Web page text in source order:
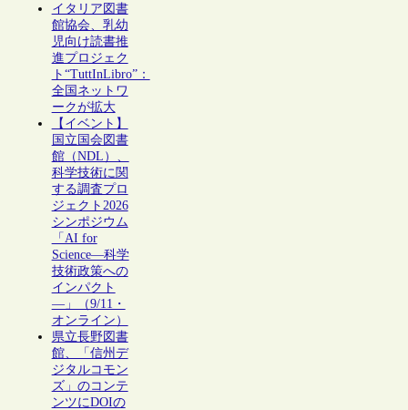
イタリア図書
館協会、乳幼
児向け読書推
進プロジェク
ト“TuttInLibro”：
全国ネットワ
ークが拡大
【イベント】
国立国会図書
館（NDL）、
科学技術に関
する調査プロ
ジェクト2026
シンポジウム
「AI for
Science―科学
技術政策への
インパクト
―」（9/11・
オンライン）
県立長野図書
館、「信州デ
ジタルコモン
ズ」のコンテ
ンツにDOIの